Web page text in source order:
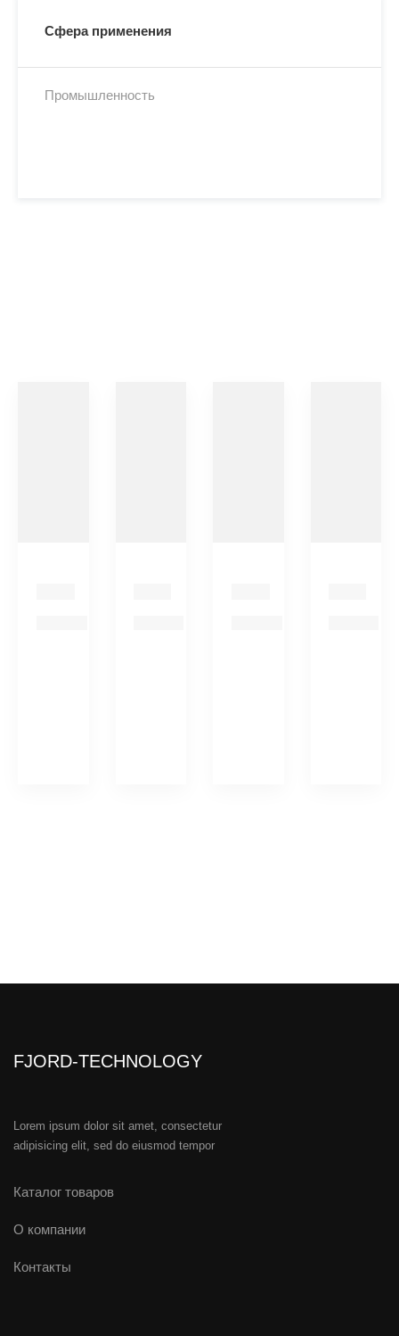
Сфера применения
Промышленность
FJORD-TECHNOLOGY
Lorem ipsum dolor sit amet, consectetur
adipisicing elit, sed do eiusmod tempor
Каталог товаров
О компании
Контакты